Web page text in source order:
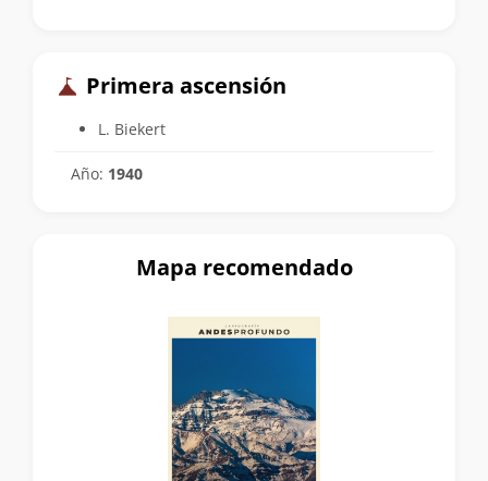
Primera ascensión
L. Biekert
Año: 1940
Mapa recomendado